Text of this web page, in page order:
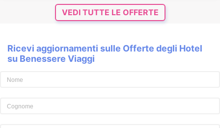
VEDI TUTTE LE OFFERTE
Ricevi aggiornamenti sulle Offerte degli Hotel
su Benessere Viaggi